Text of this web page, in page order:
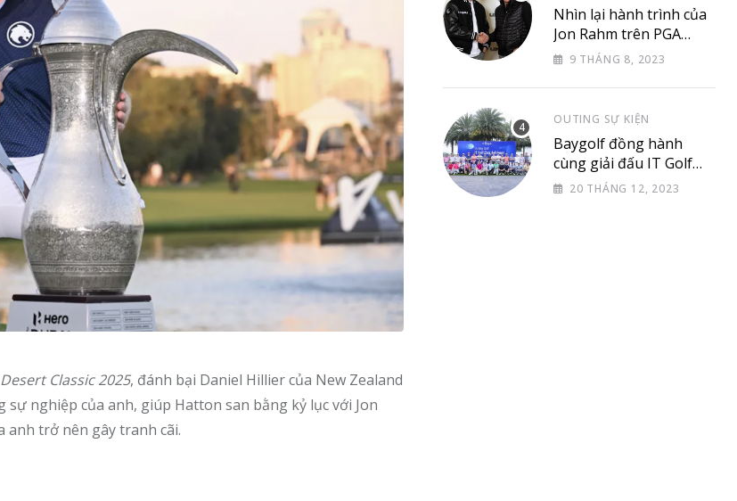
Classic 2025, đánh bại Daniel Hillier của New Zealand
nghiệp của anh, giúp Hatton san bằng kỷ lục với Jon
anh trở nên gây tranh cãi.
Nhìn lại hành trình của
Jon Rahm trên PGA
Tour9 THÁNG 8, 2023
OUTING SỰ KIỆN
Baygolf đồng hành
cùng giải đấu IT Golf
Club & Friend
20 THÁNG 12, 2023